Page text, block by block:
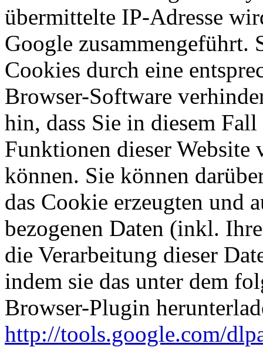
übermittelte IP-Adresse
Google zusammengeführt.
Cookies durch eine
Browser-Software
hin, dass Sie in diesem
Funktionen dieser
können. Sie können
das Cookie erzeugten und
bezogenen Daten (inkl.
die Verarbeitung dieser
indem sie das unter dem
Browser-Plugin
http://tools.google.com/